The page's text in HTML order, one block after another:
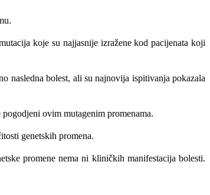
koje su najjasnije izražene kod pacijenata koji
nasledna bolest, ali su najnovija ispitivanja pokazala
ovim mutagenim promenama.
genetskih promena.
promene nema ni kliničkih manifestacija bolesti.